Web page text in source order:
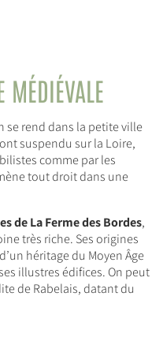
MÉDIÉVALE
se rend dans la petite ville
suspendu sur la Loire,
comme par les
tout droit dans une
de La Ferme des Bordes,
très riche. Ses origines
héritage du Moyen Âge
illustres édifices. On peut
de Rabelais, datant du